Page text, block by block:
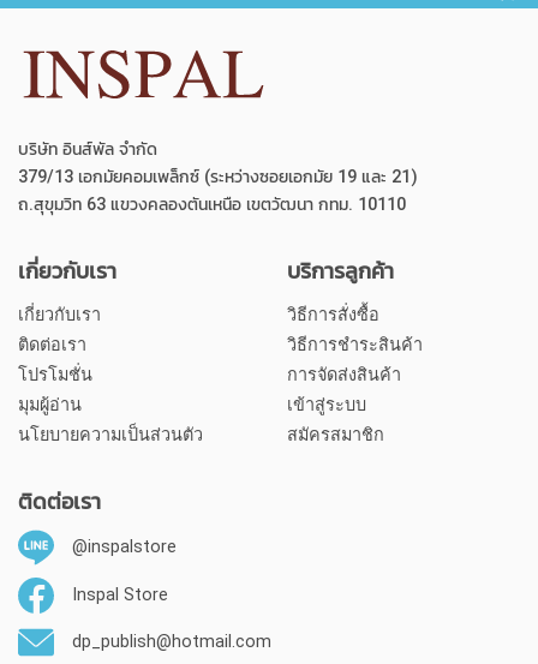
บริษัท อินส์พัล จำกัด
379/13 เอกมัยคอมเพล็กซ์ (ระหว่างซอยเอกมัย 19 และ 21)
ถ.สุขุมวิท 63 แขวงคลองตันเหนือ เขตวัฒนา กทม. 10110
เกี่ยวกับเรา
เกี่ยวกับเรา
ติดต่อเรา
โปรโมชั่น
มุมผู้อ่าน
นโยบายความเป็นส่วนตัว
บริการลูกค้า
วิธีการสั่งซื้อ
วิธีการชำระสินค้า
การจัดส่งสินค้า
เข้าสู่ระบบ
สมัครสมาชิก
ติดต่อเรา
@inspalstore
Inspal Store
dp_publish@hotmail.com